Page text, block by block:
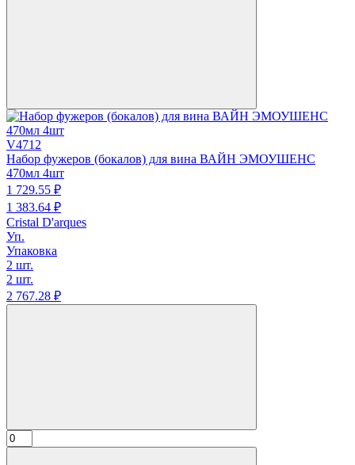
V4712
Набор фужеров (бокалов) для вина ВАЙН ЭМОУШЕНС
470мл 4шт
1 729.55 ₽
1 383.64 ₽
Cristal D'arques
Уп.
Упаковка
2 шт.
2 шт.
2 767.28 ₽